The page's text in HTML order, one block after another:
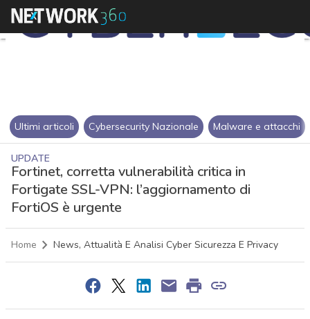
Ultimi articoli Cybersecurity Nazionale Malware e attacchi
UPDATE
Fortinet, corretta vulnerabilità critica in
Fortigate SSL-VPN: l’aggiornamento di
FortiOS è urgente
Home News, Attualità E Analisi Cyber Sicurezza E Privacy